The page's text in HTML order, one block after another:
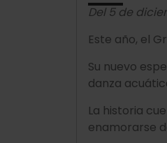
Del 5 de
Este año, el
Su nuevo
danza
La historia
enamorarse